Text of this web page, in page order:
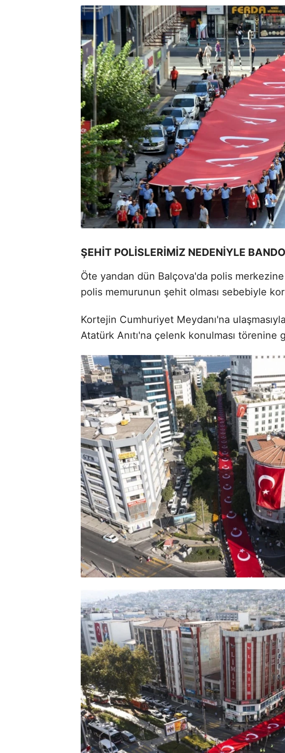
ŞEHİT POLİSLERİMİZ NEDENİYLE
Öte yandan dün Balçova'da polis
polis memurunun şehit olması sebebiyle
Kortejin Cumhuriyet Meydanı'na
Atatürk Anıtı'na çelenk konulması törenine